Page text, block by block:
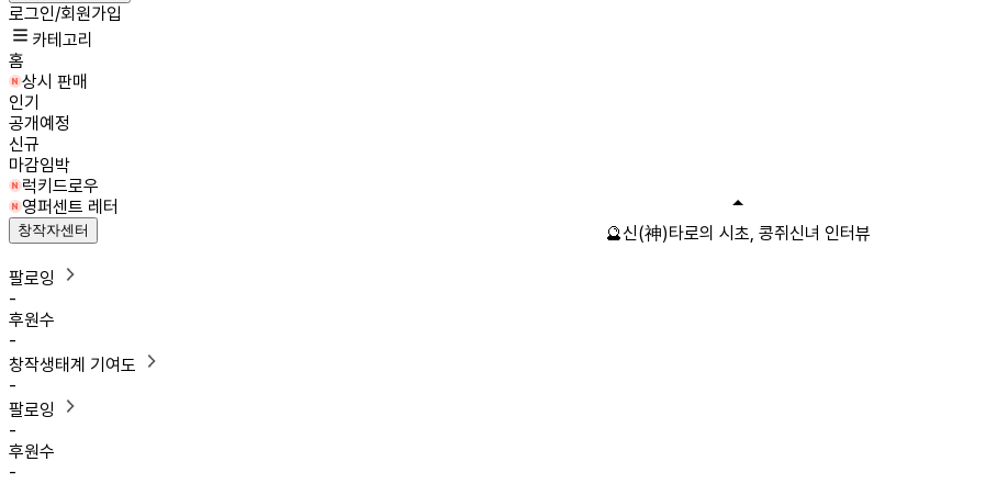
로그인/회원가입
카테고리
홈
상시 판매
인기
공개예정
신규
마감임박
럭키드로우
영퍼센트 레터
창작자센터
팔로잉
-
후원수
-
창작생태계 기여도
-
팔로잉
-
후원수
-
🔮신(神)타로의 시초, 콩쥐신녀 인터뷰